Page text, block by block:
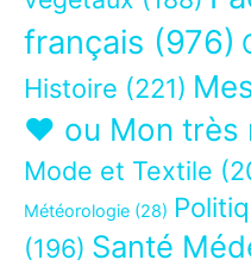
français (976)
Histoire (221)
❤ ou Mon très
Mode et Textile
Météorologie (28)
(196) Santé